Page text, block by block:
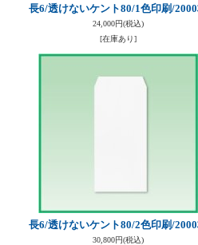
長6/透けないケント80/1色印刷/
24,000円(税込)
[在庫あり]
長6/透けないケント80/2色印刷/
30,800円(税込)